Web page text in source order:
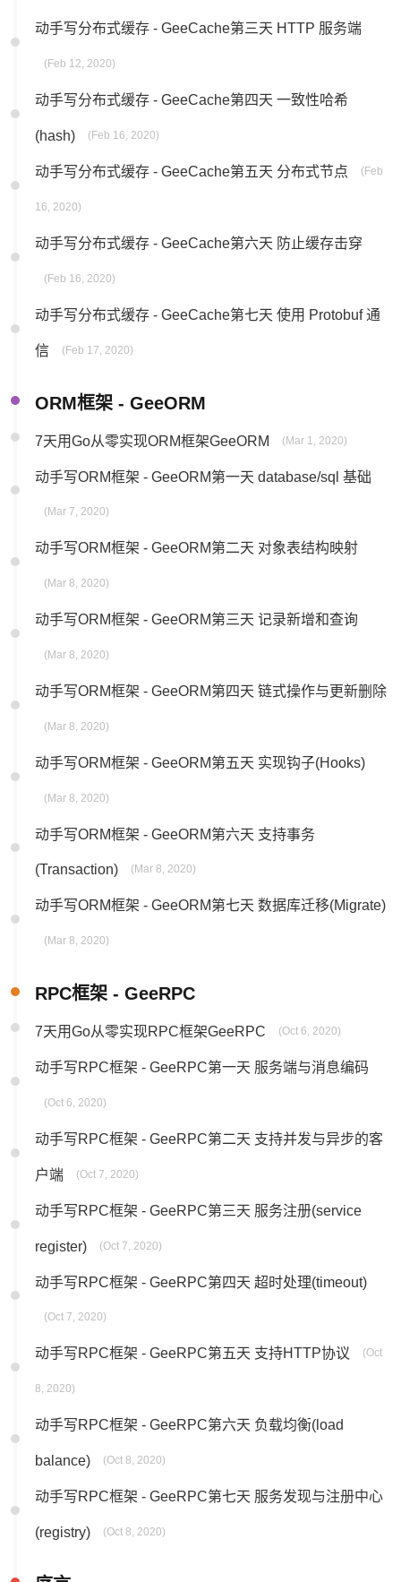
动手写分布式缓存 - GeeCache第三天 HTTP 服务端
(Feb 12, 2020)
动手写分布式缓存 - GeeCache第四天 一致性哈希
(hash) (Feb 16, 2020)
动手写分布式缓存 - GeeCache第五天 分布式节点 (Feb
16, 2020)
动手写分布式缓存 - GeeCache第六天 防止缓存击穿
(Feb 16, 2020)
动手写分布式缓存 - GeeCache第七天 使用 Protobuf 通
信 (Feb 17, 2020)
ORM框架 - GeeORM
7天用Go从零实现ORM框架GeeORM (Mar 1, 2020)
动手写ORM框架 - GeeORM第一天 database/sql 基础
(Mar 7, 2020)
动手写ORM框架 - GeeORM第二天 对象表结构映射
(Mar 8, 2020)
动手写ORM框架 - GeeORM第三天 记录新增和查询
(Mar 8, 2020)
动手写ORM框架 - GeeORM第四天 链式操作与更新删除
(Mar 8, 2020)
动手写ORM框架 - GeeORM第五天 实现钩子(Hooks)
(Mar 8, 2020)
动手写ORM框架 - GeeORM第六天 支持事务
(Transaction) (Mar 8, 2020)
动手写ORM框架 - GeeORM第七天 数据库迁移(Migrate)
(Mar 8, 2020)
RPC框架 - GeeRPC
7天用Go从零实现RPC框架GeeRPC (Oct 6, 2020)
动手写RPC框架 - GeeRPC第一天 服务端与消息编码
(Oct 6, 2020)
动手写RPC框架 - GeeRPC第二天 支持并发与异步的客
户端 (Oct 7, 2020)
动手写RPC框架 - GeeRPC第三天 服务注册(service
register) (Oct 7, 2020)
动手写RPC框架 - GeeRPC第四天 超时处理(timeout)
(Oct 7, 2020)
动手写RPC框架 - GeeRPC第五天 支持HTTP协议 (Oct
8, 2020)
动手写RPC框架 - GeeRPC第六天 负载均衡(load
balance) (Oct 8, 2020)
动手写RPC框架 - GeeRPC第七天 服务发现与注册中心
(registry) (Oct 8, 2020)